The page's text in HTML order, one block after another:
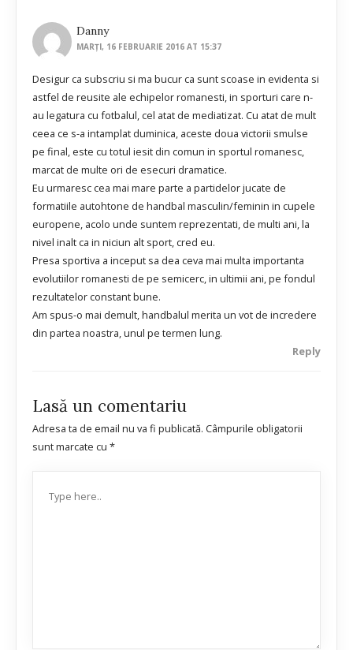
Danny
MARȚI, 16 FEBRUARIE 2016 AT 15:37
Desigur ca subscriu si ma bucur ca sunt scoase in evidenta si
astfel de reusite ale echipelor romanesti, in sporturi care n-
au legatura cu fotbalul, cel atat de mediatizat. Cu atat de mult
ceea ce s-a intamplat duminica, aceste doua victorii smulse
pe final, este cu totul iesit din comun in sportul romanesc,
marcat de multe ori de esecuri dramatice.
Eu urmaresc cea mai mare parte a partidelor jucate de
formatiile autohtone de handbal masculin/feminin in cupele
europene, acolo unde suntem reprezentati, de multi ani, la
nivel inalt ca in niciun alt sport, cred eu.
Presa sportiva a inceput sa dea ceva mai multa importanta
evolutiilor romanesti de pe semicerc, in ultimii ani, pe fondul
rezultatelor constant bune.
Am spus-o mai demult, handbalul merita un vot de incredere
din partea noastra, unul pe termen lung.
Reply
Lasă un comentariu
Adresa ta de email nu va fi publicată. Câmpurile obligatorii
sunt marcate cu *